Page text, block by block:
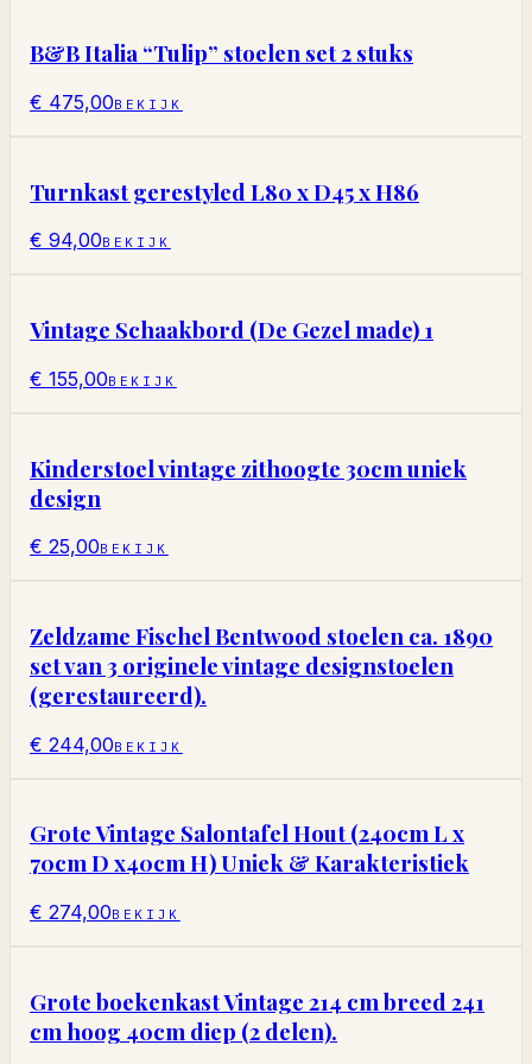
B&B Italia “Tulip” stoelen set 2 stuks
€ 475,00BEKIJK
Turnkast gerestyled L80 x D45 x H86
€ 94,00BEKIJK
Vintage Schaakbord (De Gezel made) 1
€ 155,00BEKIJK
Kinderstoel vintage zithoogte 30cm uniek
design
€ 25,00BEKIJK
Zeldzame Fischel Bentwood stoelen ca. 1890
set van 3 originele vintage designstoelen
(gerestaureerd).
€ 244,00BEKIJK
Grote Vintage Salontafel Hout (240cm L x
70cm D x40cm H) Uniek & Karakteristiek
€ 274,00BEKIJK
Grote boekenkast Vintage 214 cm breed 241
cm hoog 40cm diep (2 delen).